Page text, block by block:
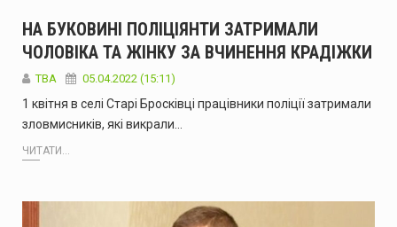
НА БУКОВИНІ ПОЛІЦІЯНТИ ЗАТРИМАЛИ
ЧОЛОВІКА ТА ЖІНКУ ЗА ВЧИНЕННЯ КРАДІЖКИ
ТВА 05.04.2022 (15:11)
1 квітня в селі Старі Бросківці працівники поліції затримали
зловмисників, які викрали…
ЧИТАТИ...